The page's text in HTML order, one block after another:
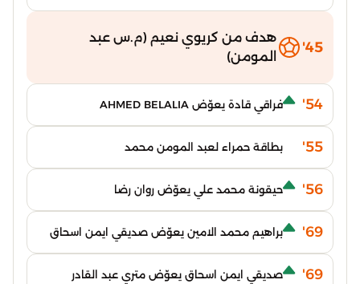
45'
هدف من كريوي نعيم (م.س عبد
المومن)
54' فراقي قادة يعوّض AHMED BELALIA
55' بطاقة حمراء لعبد المومن محمد
56' حيقونة محمد علي يعوّض روان رضا
69' براهيم محمد الامين يعوّض صديقي ايمن اسحاق
69' صديقي ايمن اسحاق يعوّض متري عبد القادر